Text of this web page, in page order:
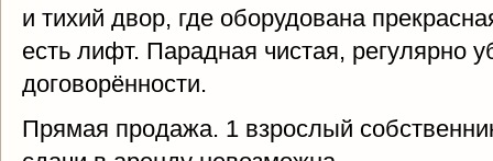
и тихий двор, где оборудована
есть лифт. Парадная чистая, регулярно
договорённости.
Прямая продажа. 1 взрослый